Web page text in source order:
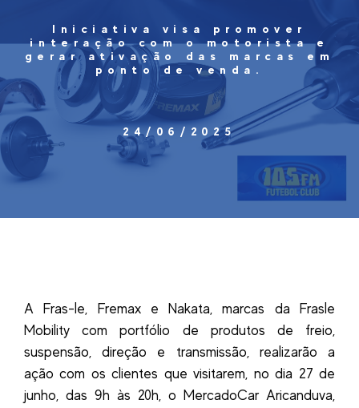
Iniciativa visa promover
interação com o motorista e
gerar ativação das marcas em
ponto de venda.
24/06/2025
A Fras-le, Fremax e Nakata, marcas da Frasle
Mobility com portfólio de produtos de freio,
suspensão, direção e transmissão, realizarão a
ação com os clientes que visitarem, no dia 27 de
junho, das 9h às 20h, o MercadoCar Aricanduva,